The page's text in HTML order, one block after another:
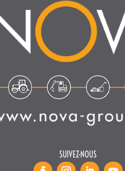
SUIVEZ-NOUS